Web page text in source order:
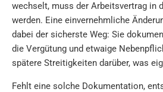
wechselt, muss der Arbeitsvertrag in
werden. Eine einvernehmliche
dabei der sicherste Weg: Sie
die Vergütung und etwaige
spätere Streitigkeiten darüber, was
Fehlt eine solche Dokumentation,